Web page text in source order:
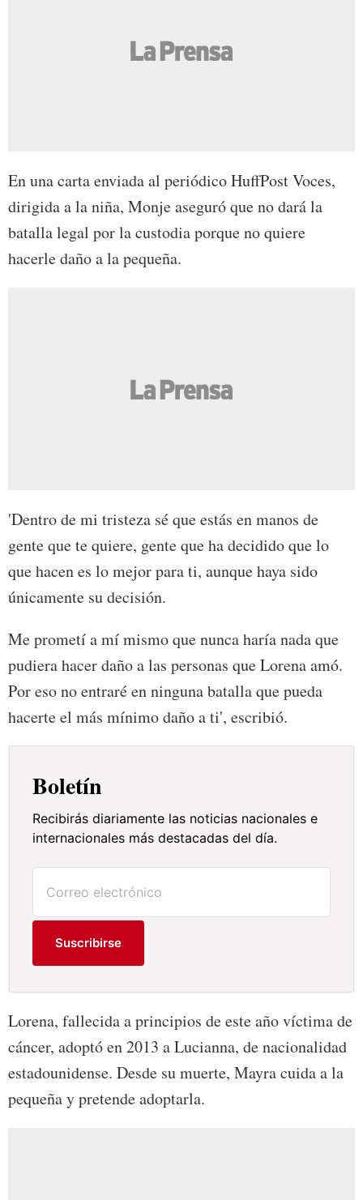
En una carta enviada al periódico HuffPost Voces,
dirigida a la niña, Monje aseguró que no dará la
batalla legal por la custodia porque no quiere
hacerle daño a la pequeña.
'Dentro de mi tristeza sé que estás en manos de
gente que te quiere, gente que ha decidido que lo
que hacen es lo mejor para ti, aunque haya sido
únicamente su decisión.
Me prometí a mí mismo que nunca haría nada que
pudiera hacer daño a las personas que Lorena amó.
Por eso no entraré en ninguna batalla que pueda
hacerte el más mínimo daño a ti', escribió.
Boletín
Recibirás diariamente las noticias nacionales e
internacionales más destacadas del día.
Suscribirse
Lorena, fallecida a principios de este año víctima de
cáncer, adoptó en 2013 a Lucianna, de nacionalidad
estadounidense. Desde su muerte, Mayra cuida a la
pequeña y pretende adoptarla.